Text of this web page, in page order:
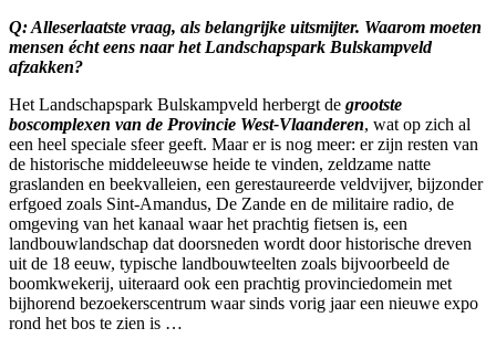
Q: Alleserlaatste vraag, als belangrijke uitsmijter. Waarom moeten
mensen écht eens naar het Landschapspark Bulskampveld
afzakken?
Het Landschapspark Bulskampveld herbergt de grootste
boscomplexen van de Provincie West-Vlaanderen, wat op zich al
een heel speciale sfeer geeft. Maar er is nog meer: er zijn resten van
de historische middeleeuwse heide te vinden, zeldzame natte
graslanden en beekvalleien, een gerestaureerde veldvijver, bijzonder
erfgoed zoals Sint-Amandus, De Zande en de militaire radio, de
omgeving van het kanaal waar het prachtig fietsen is, een
landbouwlandschap dat doorsneden wordt door historische dreven
uit de 18 eeuw, typische landbouwteelten zoals bijvoorbeeld de
boomkwekerij, uiteraard ook een prachtig provinciedomein met
bijhorend bezoekerscentrum waar sinds vorig jaar een nieuwe expo
rond het bos te zien is …